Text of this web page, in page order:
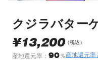
クジラバター
¥13,200（税込）
産地還元率： 90％ 産地還元率